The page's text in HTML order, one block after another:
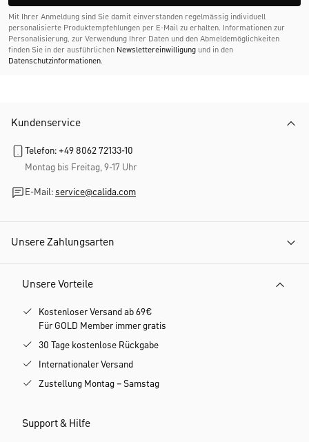
Mit Ihrer Anmeldung sind Sie damit einverstanden regelmässig individuell
personalisierte Produktempfehlungen per E-Mail zu erhalten. Informationen zur
Personalisierung, zur Verwendung Ihrer Daten und den Abmelde­möglichkeiten
finden Sie in der ausführlichen Newslettereinwilligung und in den
Datenschutzinformationen.
Kundenservice
Telefon: +49 8062 72133-10
Montag bis Freitag, 9-17 Uhr
E-Mail: service@calida.com
Unsere Zahlungsarten
Unsere Vorteile
Kostenloser Versand ab 69€
Für GOLD Member immer gratis
30 Tage kostenlose Rückgabe
Internationaler Versand
Zustellung Montag – Samstag
Support & Hilfe